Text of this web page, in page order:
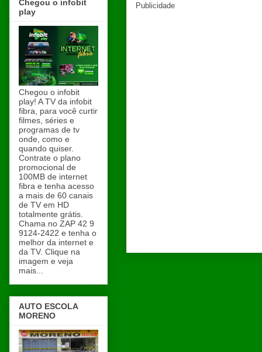
Publicidade
Chegou o infobit
play
Chegou o infobit
play! A TV da infobit
fibra, para você curtir
filmes, séries e
programas de tv
onde, como e
quando quiser.
Contrate o plano
promocional de
100MB de internet
fibra e tenha acesso
a mais de 60 canais
de TV em HD
totalmente grátis.
Chama no ZAP 42 9
9124-2422 e tenha o
melhor da internet e
da TV. Clique na
imagem e veja
mais...
AUTO ESCOLA
MORENO